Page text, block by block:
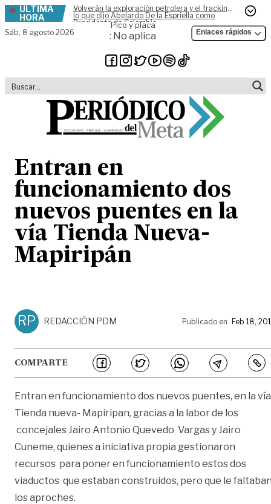
Skip to content
ÚLTIMA
HORA
Volverán la exploración petrolera y el fracking,
lo que dijo Abelardo De la Espriella como
Presidente de Colombia
Sáb, 8 agosto 2026
Pico y placa
: No aplica Enlaces rápidos
Entran en
funcionamiento dos
nuevos puentes en la
vía Tienda Nueva-
Mapiripán
RP REDACCIÓN PDM Publicado en Feb 18,
COMPARTE
Entran en funcionamiento dos nuevos puentes, en la vía
Tienda nueva- Mapiripan, gracias a la labor de los
concejales Jairo Antonio Quevedo Vargas y Jairo
Cuneme, quienes a iniciativa propia gestionaron
recursos para poner en funcionamiento estos dos
viaductos que estaban construidos, pero que le
los aproches.